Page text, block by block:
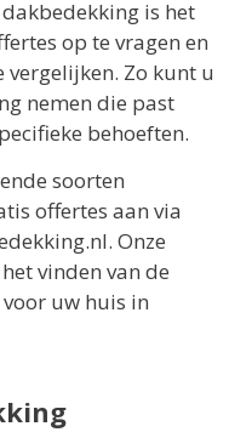
is het
op te vragen en
Zo kunt u
nemen die past
behoeften.
soorten
offertes aan via
Onze
vinden van de
uw huis in